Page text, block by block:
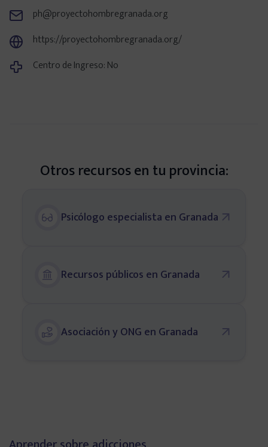
Centros en tu provincia
Madrid
Sevilla
Bilbao
Oviedo
Toledo
ph@proyectohombregranada.org
https://proyectohombregranada.org/
Centro de Ingreso: No
Otros recursos en tu provincia:
Psicólogo especialista en Granada
Recursos públicos en Granada
Asociación y ONG en Granada